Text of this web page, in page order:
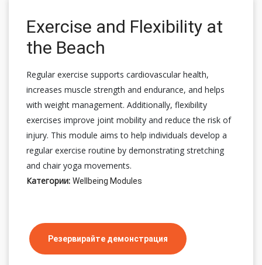
Exercise and Flexibility at
the Beach
Regular exercise supports cardiovascular health,
increases muscle strength and endurance, and helps
with weight management. Additionally, flexibility
exercises improve joint mobility and reduce the risk of
injury. This module aims to help individuals develop a
regular exercise routine by demonstrating stretching
and chair yoga movements.
Категории: Wellbeing Modules
Резервирайте демонстрация